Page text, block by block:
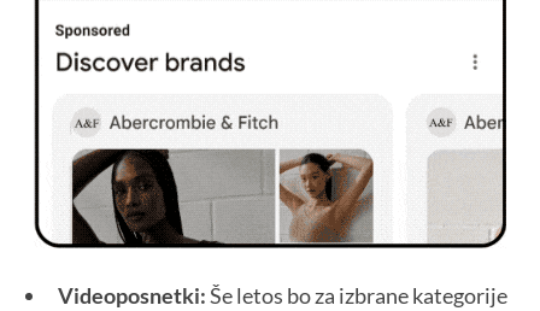
Videoposnetki:Še letos bo za izbrane kategorije